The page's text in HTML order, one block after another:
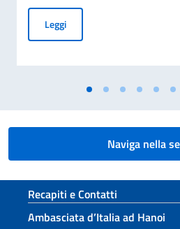
LeggiThông điệp của Phó Thủ
Naviga nella
Sezione footer
Recapiti e Contatti
Ambasciata d’Italia ad Hanoi